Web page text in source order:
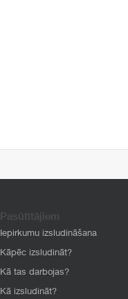
Pasūtītājiem
Iepirkumu izsludināšana
Kāpēc izsludināt?
Kā tas darbojas?
Kā izsludināt?